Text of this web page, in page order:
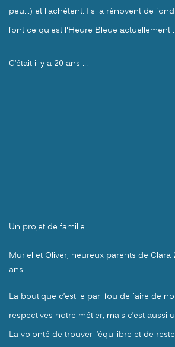
peu...) et l'achètent. Ils la rénovent de
font ce qu'est l'Heure Bleue actuellement
C’était il y a 20 ans …
Un projet de famille
Muriel et Oliver, heureux parents de Clara
ans.
La boutique c’est le pari fou de faire de
respectives notre métier, mais c’est aussi
La volonté de trouver l’équilibre et de